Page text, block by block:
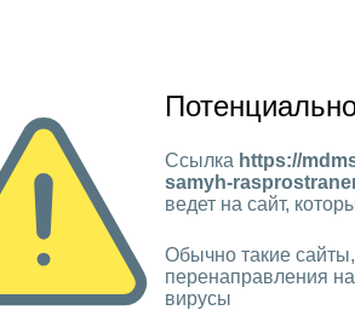
Ссылка https://
samyh-
ведет на сайт,
Обычно такие
перенаправления
вирусы